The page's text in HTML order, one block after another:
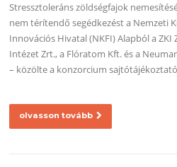
Stressztoleráns zöldségfajok
nem térítendő segédkezést a Nemzeti
Innovációs Hivatal (NKFI) Alapból a
Intézet Zrt., a Flóratom Kft. és a
– közölte a konzorcium
olvasson tovább